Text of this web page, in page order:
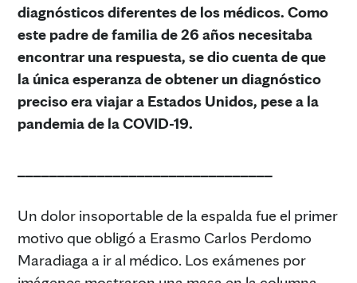
diagnósticos diferentes de los médicos. Como
este padre de familia de 26 años necesitaba
encontrar una respuesta, se dio cuenta de que
la única esperanza de obtener un diagnóstico
preciso era viajar a Estados Unidos, pese a la
pandemia de la COVID-19.
Un dolor insoportable de la espalda fue el primer
motivo que obligó a Erasmo Carlos Perdomo
Maradiaga a ir al médico. Los exámenes por